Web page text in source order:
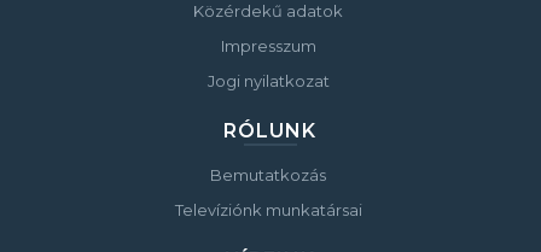
Közérdekű adatok
Impresszum
Jogi nyilatkozat
RÓLUNK
Bemutatkozás
Televíziónk munkatársai